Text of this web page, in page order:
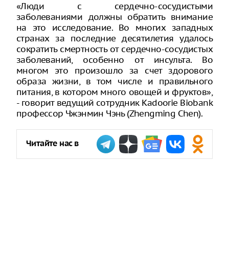
«Люди с сердечно-сосудистыми
заболеваниями должны обратить внимание
на это исследование. Во многих западных
странах за последние десятилетия удалось
сократить смертность от сердечно-сосудистых
заболеваний, особенно от инсульта. Во
многом это произошло за счет здорового
образа жизни, в том числе и правильного
питания, в котором много овощей и фруктов»,
- говорит ведущий сотрудник Kadoorie Biobank
профессор Чжэнмин Чэнь (Zhengming Chen).
Читайте нас в